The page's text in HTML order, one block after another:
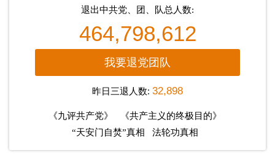
退出中共党、团、队总人数:
464,798,612
我要退党团队
昨日三退人数: 32,898
《九评共产党》
《共产主义的终极目的》
“天安门自焚”真相
法轮功真相